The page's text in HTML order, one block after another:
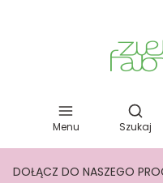
Menu Szukaj
DOŁĄCZ DO NASZEGO